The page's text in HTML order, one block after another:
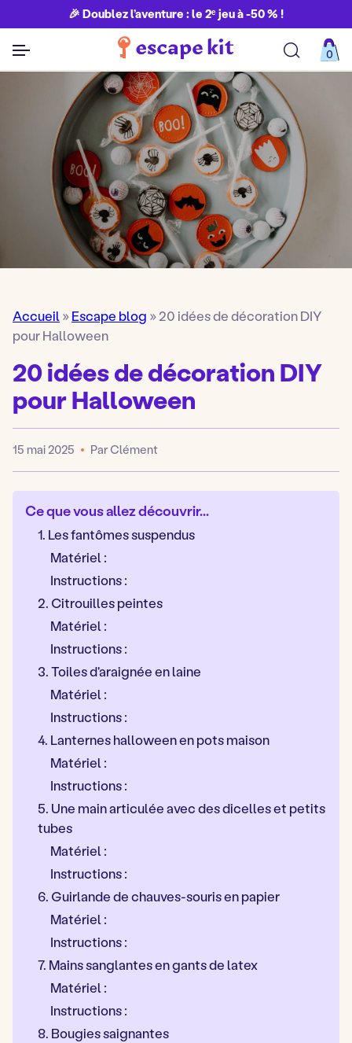
🎉 Doublez l’aventure : le 2ᵉ jeu à -50 % !
0
Accueil»Escape blog »20 idées de décoration DIY
pour Halloween
20 idées de décoration DIY
pour Halloween
Publié
15 mai 2025 Par Clément
Ce que vous allez découvrir...
1. Les fantômes suspendus
Matériel :
Instructions :
2. Citrouilles peintes
Matériel :
Instructions :
3. Toiles d'araignée en laine
Matériel :
Instructions :
4. Lanternes halloween en pots maison
Matériel :
Instructions :
5. Une main articulée avec des dicelles et petits
tubes
Matériel :
Instructions :
6. Guirlande de chauves-souris en papier
Matériel :
Instructions :
7. Mains sanglantes en gants de latex
Matériel :
Instructions :
8. Bougies saignantes
Découvrir toutes nos aventures